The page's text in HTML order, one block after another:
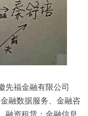
先福金融有限公司
融数据服务、金融咨
融资租赁；金融信息